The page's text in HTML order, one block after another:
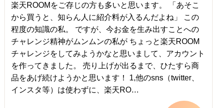
楽天ROOMをご存じの方も多いと思います。 「あそこ
から買うと、知らん人に紹介料が入るんだよね」 この
程度の知識の私。 ですが、今お金を生み出すことへの
チャレンジ精神がムンムンの私が ちょっと楽天ROOM
チャレンジをしてみようかなと思いまして、アカウント
を作ってきました。 売り上げが出るまで、ひたすら商
品をあげ続けようかと思います！ 1,他のsns（twitter、
インスタ等）は使わずに、楽天RO…